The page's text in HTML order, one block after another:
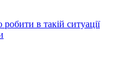
в такій ситуації